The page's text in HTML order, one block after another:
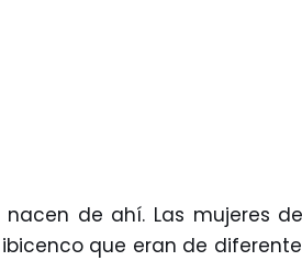
de ahí. Las mujeres
que eran de